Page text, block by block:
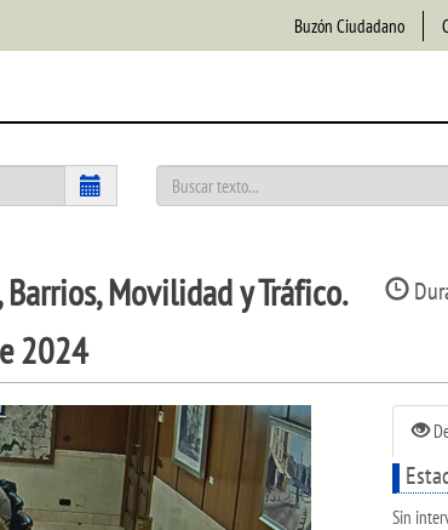
Buzón Ciudadano
Movilidad y Tráfico.
2024
Sin